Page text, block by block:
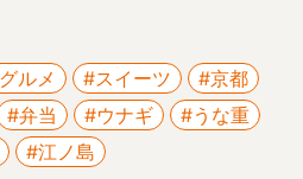
ルメ #スイーツ
#京都
#弁当 #ウナギ
#うな重
#江ノ島